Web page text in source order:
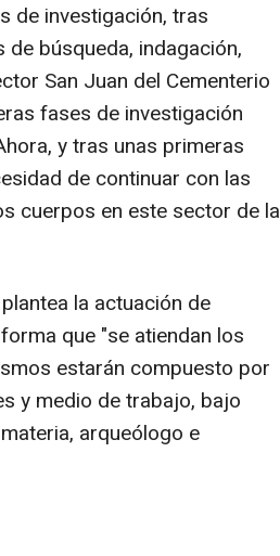
de investigación, tras
búsqueda, indagación,
San Juan del Cementerio
fases de investigación
y tras unas primeras
de continuar con las
cuerpos en este sector de la
la actuación de
que "se atiendan los
estarán compuesto por
y medio de trabajo, bajo
arqueólogo e